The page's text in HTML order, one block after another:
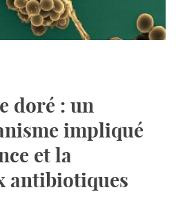
doré : un
impliqué
et la
antibiotiques